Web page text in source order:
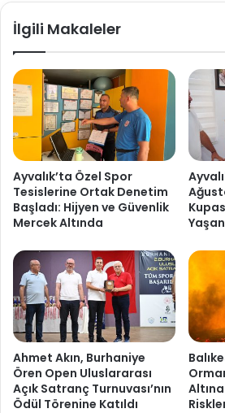
İlgili Makaleler
Ayvalık’ta Özel Spor
Tesislerine Ortak Denetim
Başladı: Hijyen ve Güvenlik
Mercek Altında
Ahmet Akın, Burhaniye
Ören Open Uluslararası
Açık Satranç Turnuvası’nın
Ödül Törenine Katıldı
Altına